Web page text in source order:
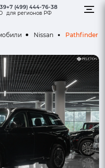
+7 (499) 444-76-38
для регионов РФ
Nissan Pathfinder